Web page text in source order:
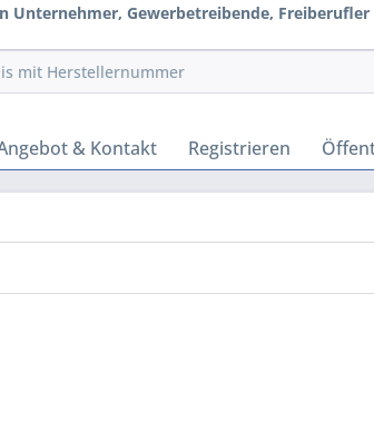
Unternehmer, Gewerbetreibende,
& Kontakt Registrieren